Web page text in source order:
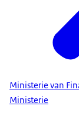
Ministerie van
Ministerie